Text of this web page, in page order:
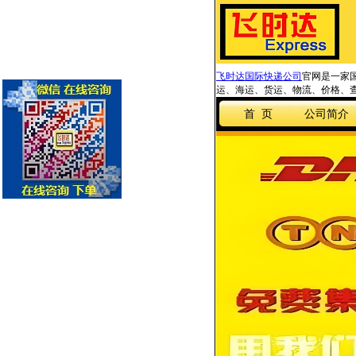
飞时达国际快递公司 官网是一家
运、海运、货运、物流、价格、
首 页 公司简介